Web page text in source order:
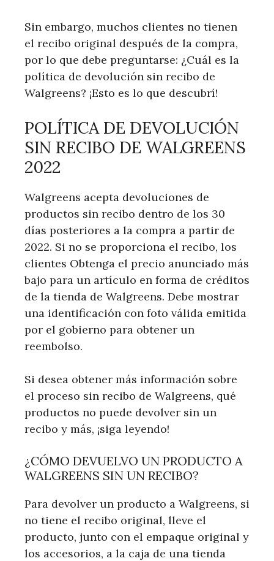
Sin embargo, muchos clientes no tienen
el recibo original después de la compra,
por lo que debe preguntarse: ¿Cuál es la
política de devolución sin recibo de
Walgreens? ¡Esto es lo que descubrí!
POLÍTICA DE DEVOLUCIÓN
SIN RECIBO DE WALGREENS
2022
Walgreens acepta devoluciones de
productos sin recibo dentro de los 30
días posteriores a la compra a partir de
2022. Si no se proporciona el recibo, los
clientes Obtenga el precio anunciado más
bajo para un artículo en forma de créditos
de la tienda de Walgreens. Debe mostrar
una identificación con foto válida emitida
por el gobierno para obtener un
reembolso.
Si desea obtener más información sobre
el proceso sin recibo de Walgreens, qué
productos no puede devolver sin un
recibo y más, ¡siga leyendo!
¿CÓMO DEVUELVO UN PRODUCTO A
WALGREENS SIN UN RECIBO?
Para devolver un producto a Walgreens, si
no tiene el recibo original, lleve el
producto, junto con el empaque original y
los accesorios, a la caja de una tienda